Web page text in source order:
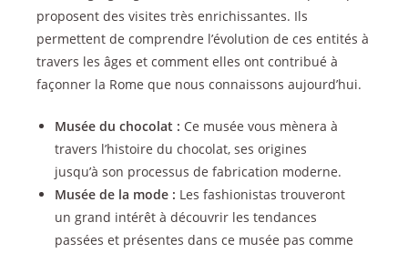
proposent des visites très enrichissantes. Ils
permettent de comprendre l’évolution de ces entités à
travers les âges et comment elles ont contribué à
façonner la Rome que nous connaissons aujourd’hui.
Musée du chocolat : Ce musée vous mènera à
travers l’histoire du chocolat, ses origines
jusqu’à son processus de fabrication moderne.
Musée de la mode : Les fashionistas trouveront
un grand intérêt à découvrir les tendances
passées et présentes dans ce musée pas comme